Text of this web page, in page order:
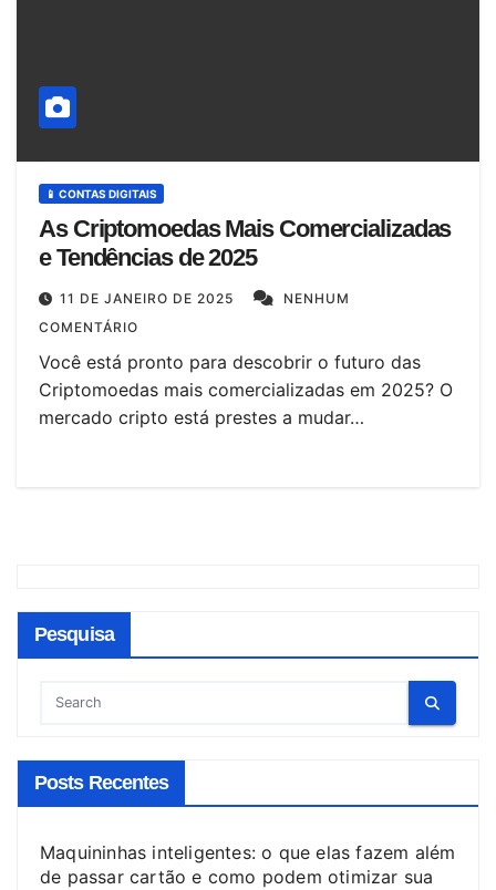
📱 CONTAS DIGITAIS
As Criptomoedas Mais Comercializadas
e Tendências de 2025
11 DE JANEIRO DE 2025
NENHUM
COMENTÁRIO
Você está pronto para descobrir o futuro das
Criptomoedas mais comercializadas em 2025? O
mercado cripto está prestes a mudar…
Pesquisa
Posts Recentes
Maquininhas inteligentes: o que elas fazem além
de passar cartão e como podem otimizar sua